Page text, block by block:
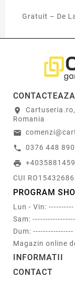
Gratuit – De
location_on
Romania
email
call 0376 448 890
print
CUI
PROGRAM
Lun - Vin:
Sam:
Dum:
Magazin online
INFORMATII
CONTACT